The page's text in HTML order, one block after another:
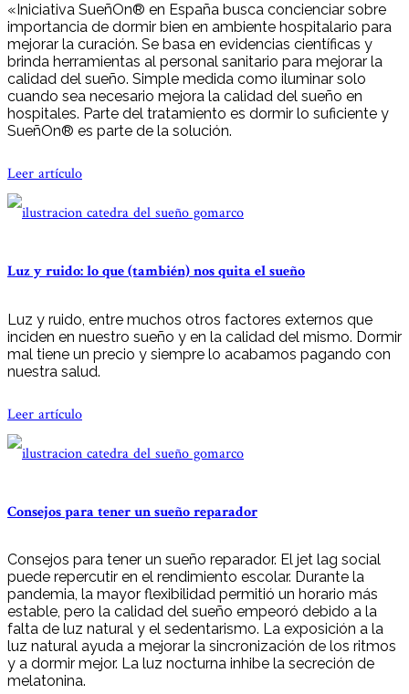
«Iniciativa SueñOn® en España busca concienciar sobre
importancia de dormir bien en ambiente hospitalario para
mejorar la curación. Se basa en evidencias científicas y
brinda herramientas al personal sanitario para mejorar la
calidad del sueño. Simple medida como iluminar solo
cuando sea necesario mejora la calidad del sueño en
hospitales. Parte del tratamiento es dormir lo suficiente y
SueñOn® es parte de la solución.
Leer artículo
Luz y ruido: lo que (también) nos quita el sueño
Luz y ruido, entre muchos otros factores externos que
inciden en nuestro sueño y en la calidad del mismo. Dormir
mal tiene un precio y siempre lo acabamos pagando con
nuestra salud.
Leer artículo
Consejos para tener un sueño reparador
Consejos para tener un sueño reparador. El jet lag social
puede repercutir en el rendimiento escolar. Durante la
pandemia, la mayor flexibilidad permitió un horario más
estable, pero la calidad del sueño empeoró debido a la
falta de luz natural y el sedentarismo. La exposición a la
luz natural ayuda a mejorar la sincronización de los ritmos
y a dormir mejor. La luz nocturna inhibe la secreción de
melatonina.